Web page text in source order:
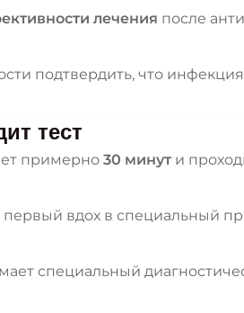
лечения после
подтвердить, что
тест
примерно 30 минут и
первый вдох в специальный
специальный